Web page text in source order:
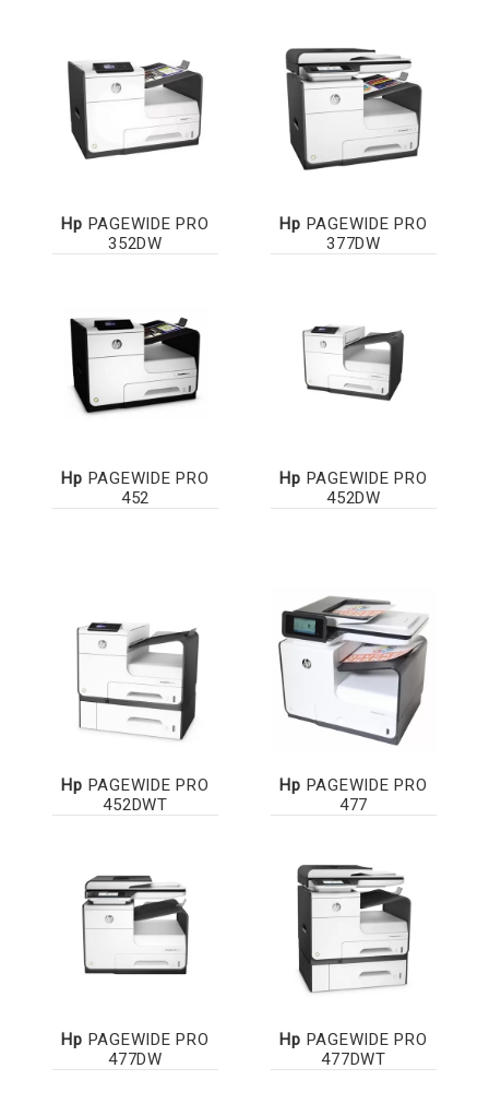
Hp PAGEWIDE PRO
352DW
Hp PAGEWIDE PRO
377DW
Hp PAGEWIDE PRO
452
Hp PAGEWIDE PRO
452DW
Hp PAGEWIDE PRO
452DWT
Hp PAGEWIDE PRO
477
Hp PAGEWIDE PRO
477DW
Hp PAGEWIDE PRO
477DWT